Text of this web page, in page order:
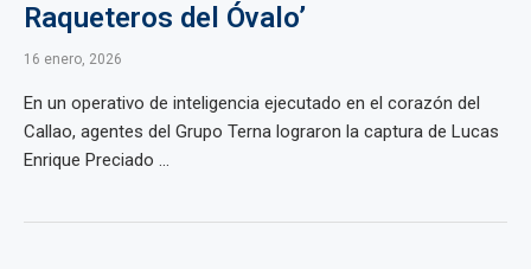
Raqueteros del Óvalo’
16 enero, 2026
En un operativo de inteligencia ejecutado en el corazón del
Callao, agentes del Grupo Terna lograron la captura de Lucas
Enrique Preciado ...